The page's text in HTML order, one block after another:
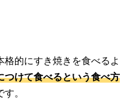
的にすき焼きを食べるよ
つけて食べるという食べ方
。